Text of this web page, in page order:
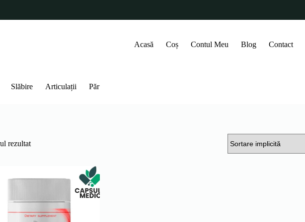
Acasă Coș Contul Meu Blog Contact
Slăbire Articulații Păr
rezultat